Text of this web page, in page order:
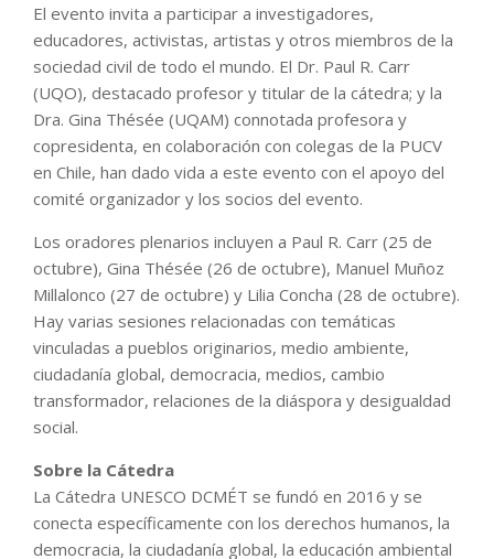
El evento invita a participar a investigadores,
educadores, activistas, artistas y otros miembros de la
sociedad civil de todo el mundo. El Dr. Paul R. Carr
(UQO), destacado profesor y titular de la cátedra; y la
Dra. Gina Thésée (UQAM) connotada profesora y
copresidenta, en colaboración con colegas de la PUCV
en Chile, han dado vida a este evento con el apoyo del
comité organizador y los socios del evento.
Los oradores plenarios incluyen a Paul R. Carr (25 de
octubre), Gina Thésée (26 de octubre), Manuel Muñoz
Millalonco (27 de octubre) y Lilia Concha (28 de octubre).
Hay varias sesiones relacionadas con temáticas
vinculadas a pueblos originarios, medio ambiente,
ciudadanía global, democracia, medios, cambio
transformador, relaciones de la diáspora y desigualdad
social.
Sobre la Cátedra
La Cátedra UNESCO DCMÉT se fundó en 2016 y se
conecta específicamente con los derechos humanos, la
democracia, la ciudadanía global, la educación ambiental